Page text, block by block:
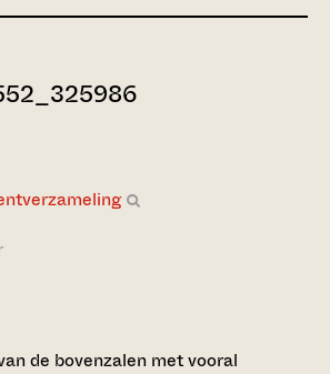
de bovenzalen met vooral